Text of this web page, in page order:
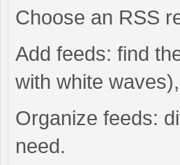
Choose an RSS
Add feeds: find
with white
Organize feeds:
need.